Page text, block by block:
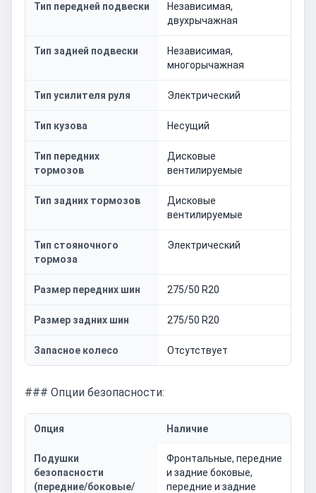
Тип передней подвески
Независимая,
двухрычажная
Тип задней подвески
Независимая,
многорычажная
Тип усилителя руля Электрический
Тип кузова Несущий
Тип передних
тормозов
Дисковые
вентилируемые
Тип задних тормозов
Дисковые
вентилируемые
Тип стояночного
тормоза
Электрический
Размер передних шин 275/50 R20
Размер задних шин 275/50 R20
Запасное колесо Отсутствует
### Опции безопасности:
Опция Наличие
Подушки
безопасности
(передние/боковые/
Фронтальные, передние
и задние боковые,
передние и задние